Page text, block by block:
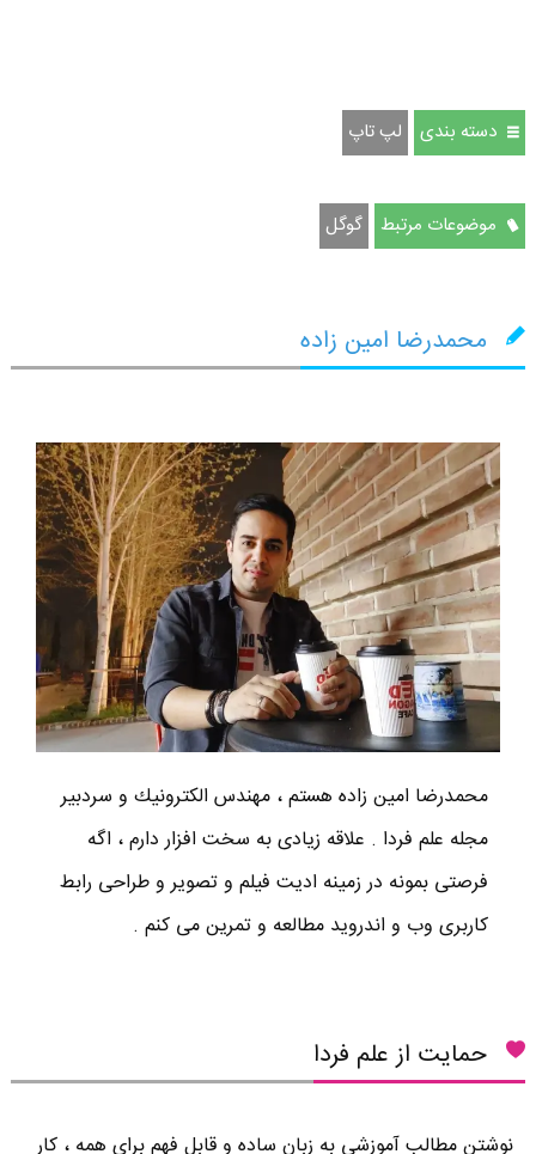
دسته بندی لپ تاپ
موضوعات مرتبط گوگل
محمدرضا امین زاده
محمدرضا امين زاده هستم ، مهندس الكترونيك و سردبير
مجله علم فردا . علاقه زیادی به سخت افزار دارم ، اگه
فرصتی بمونه در زمینه ادیت فیلم و تصویر و طراحی رابط
کاربری وب و اندروید مطالعه و تمرین می کنم .
حمایت از علم فردا
نوشتن مطالب آموزشی به زبان ساده و قابل فهم برای همه ، کار